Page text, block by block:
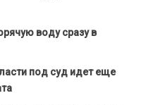
воду сразу в
под суд идет еще